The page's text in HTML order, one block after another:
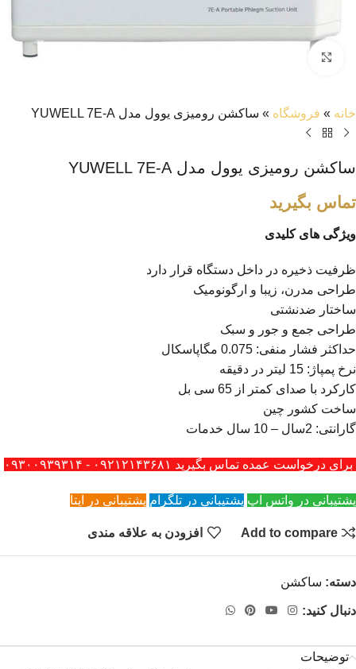
خانه » فروشگاه » ساکشن رومیزی یوول مدل YUWELL 7E-A
ساکشن رومیزی یوول مدل YUWELL 7E-A
تماس بگیرید
ویژگی های کلیدی
ظرفیت ذخیره در داخل دستگاه قرار دارد
طراحی مدرن، زیبا و ارگونومیک
ساختار ضدنشتی
طراحی جمع و جور و سبک
حداکثر فشار منفی: 0.075 مگاپاسکال
نرخ پمپاژ: 15 لیتر در دقیقه
کارکرد با صدای کمتر از 65 سی بل
ساخت کشور چین
گارانتی: 2سال – 10 سال خدمات
برای درخواست عمده تماس بگیرید ۰۹۲۱۲۱۴۳۶۸۱ - ۰۹۳۰۰۹۳۹۳۱۴
پشتیبانی در واتس اپ پشتیبانی در تلگرام پشتیبانی در ایتا
Add to compare افزودن به علاقه مندی
دسته: ساکشن
دنبال کنید:
توضیحات